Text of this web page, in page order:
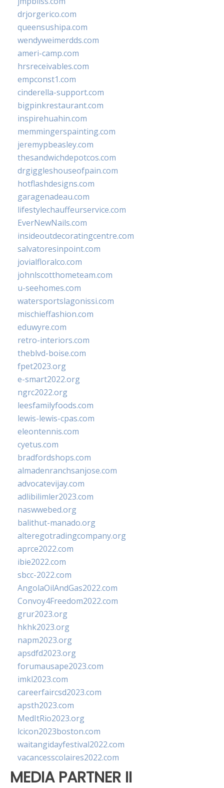
drjorgerico.com
queensushipa.com
wendyweimerdds.com
ameri-camp.com
hrsreceivables.com
empconst1.com
cinderella-support.com
bigpinkrestaurant.com
inspirehuahin.com
memmingerspainting.com
jeremypbeasley.com
thesandwichdepotcos.com
drgiggleshouseofpain.com
hotflashdesigns.com
garagenadeau.com
lifestylechauffeurservice.com
EverNewNails.com
insideoutdecoratingcentre.com
salvatoresinpoint.com
jovialfloralco.com
johnlscotthometeam.com
u-seehomes.com
watersportslagonissi.com
mischieffashion.com
eduwyre.com
retro-interiors.com
theblvd-boise.com
fpet2023.org
e-smart2022.org
ngrc2022.org
leesfamilyfoods.com
lewis-lewis-cpas.com
eleontennis.com
cyetus.com
bradfordshops.com
almadenranchsanjose.com
advocatevijay.com
adlibilimler2023.com
naswwebed.org
balithut-manado.org
alteregotradingcompany.org
aprce2022.com
ibie2022.com
sbcc-2022.com
AngolaOilAndGas2022.com
Convoy4Freedom2022.com
grur2023.org
hkhk2023.org
napm2023.org
apsdfd2023.org
forumausape2023.com
imkl2023.com
careerfaircsd2023.com
apsth2023.com
MedItRio2023.org
lcicon2023boston.com
waitangidayfestival2022.com
vacancesscolaires2022.com
MEDIA PARTNER II